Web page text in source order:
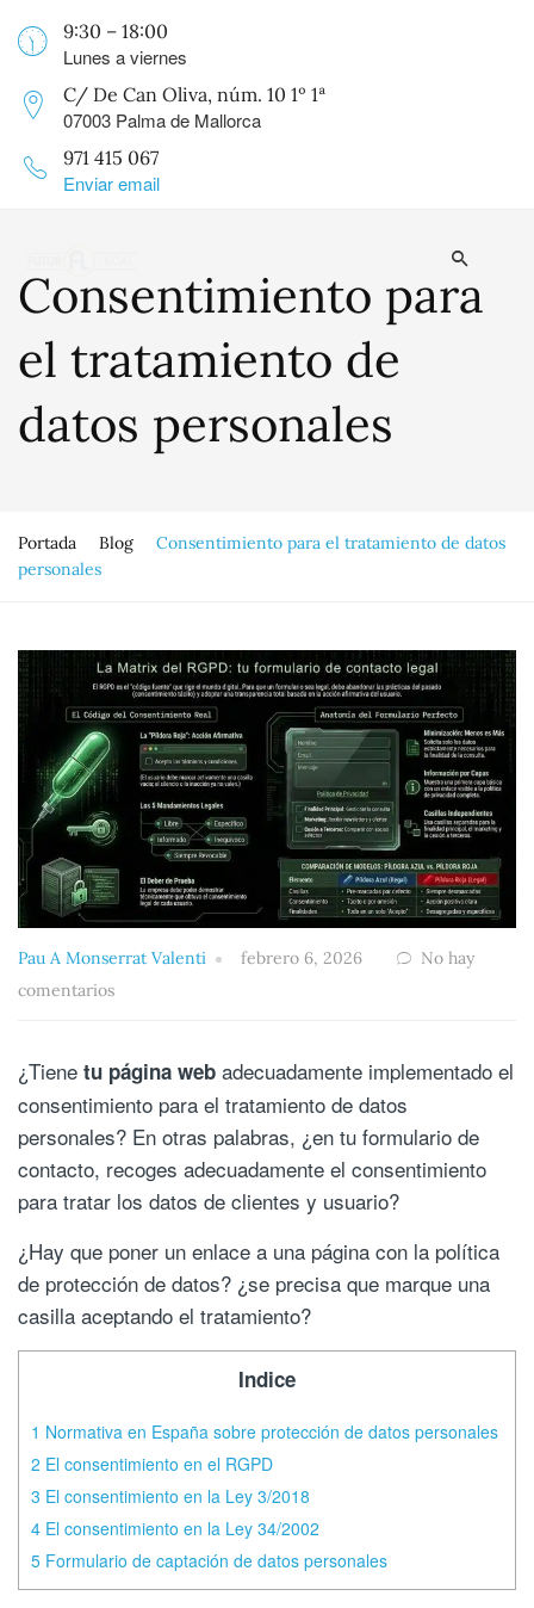
9:30 – 18:00
Lunes a viernes
C/ De Can Oliva, núm. 10 1º 1ª
07003 Palma de Mallorca
971 415 067
Enviar email
Consentimiento para
el tratamiento de
datos personales
Portada Blog
Consentimiento para el tratamiento de datos
personales
Pau A Monserrat Valenti febrero 6, 2026
No hay
comentarios
¿Tiene tu página web adecuadamente implementado el
consentimiento para el tratamiento de datos
personales? En otras palabras, ¿en tu formulario de
contacto, recoges adecuadamente el consentimiento
para tratar los datos de clientes y usuario?
¿Hay que poner un enlace a una página con la política
de protección de datos? ¿se precisa que marque una
casilla aceptando el tratamiento?
Indice
1 Normativa en España sobre protección de datos personales
2 El consentimiento en el RGPD
3 El consentimiento en la Ley 3/2018
4 El consentimiento en la Ley 34/2002
5 Formulario de captación de datos personales